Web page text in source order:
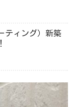
ティング）新築